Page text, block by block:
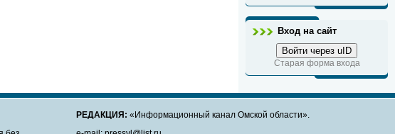
Вход на сайт
Войти через uID
Старая форма входа
РЕДАКЦИЯ: «Информационный канал Омской области».